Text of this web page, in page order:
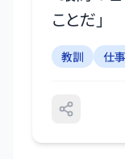
ことだ 」
教訓 仕事